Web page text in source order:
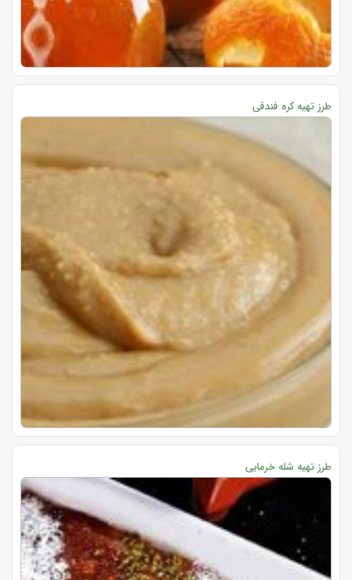
طرز تهیه کره فندقی
طرز تهیه شله خرمایی